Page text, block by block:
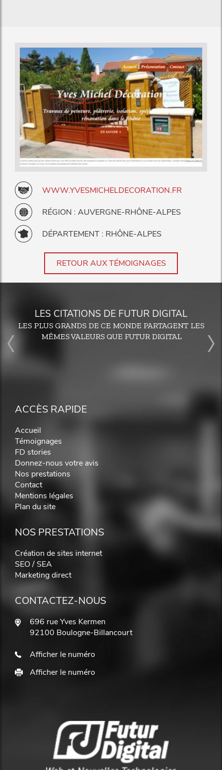
WWW.YVESMICHELDECORATION.FR
RÉGION : AUVERGNE-RHÔNE-ALPES
DÉPARTEMENT : RHÔNE-ALPES
RETOUR AUX TÉMOIGNAGES
LES CITATIONS DE FUTUR DIGITAL
LES PLUS GRANDS DE CE MONDE PARTAGENT LES
MÊMES VALEURS QUE FUTUR DIGITAL
ACCÈS RAPIDE
Accueil
Témoignages
FD stories
Donnez-nous votre avis
Nos prestations
Contact
Mentions légales
Plan du site
NOS PRESTATIONS
Création de sites internet
SEO / SEA
Marketing direct
CONTACTEZ-NOUS
696 rue Yves Kermen
92100 Boulogne-Billancourt
Afficher le numéro
Afficher le numéro